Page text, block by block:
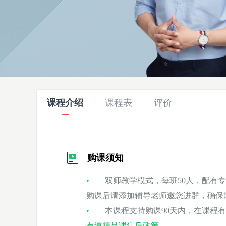
课程介绍 课程表 评价
购课须知
双师教学模式，每班50人，配有
购课后请添加辅导老师邀您进群，确
本课程支持购课90天内，在课程